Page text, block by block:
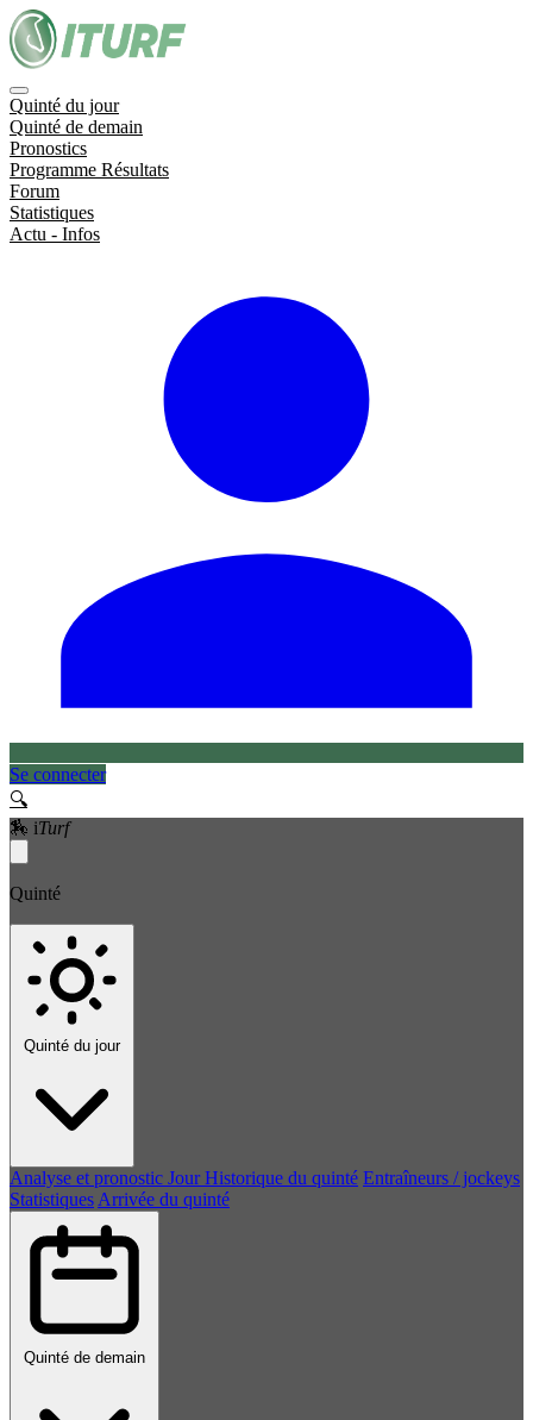
Quinté du jour
Quinté de demain
Pronostics
Programme Résultats
Forum
Statistiques
Actu - Infos
Se connecter
🔍
🏇 iTurf
Quinté
Quinté du jour
Analyse et pronostic Jour Historique du quinté Entraîneurs / jockeys
Statistiques Arrivée du quinté
Quinté de demain